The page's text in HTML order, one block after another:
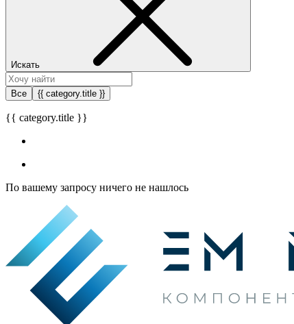
Искать
Все {{ category.title }}
{{ category.title }}
По вашему запросу ничего не нашлось